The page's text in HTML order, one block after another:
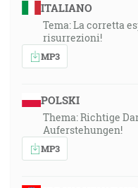
ITALIANO
Tema: La corretta
risurrezioni!
MP3
POLSKI
Thema: Richtige
Auferstehungen!
MP3